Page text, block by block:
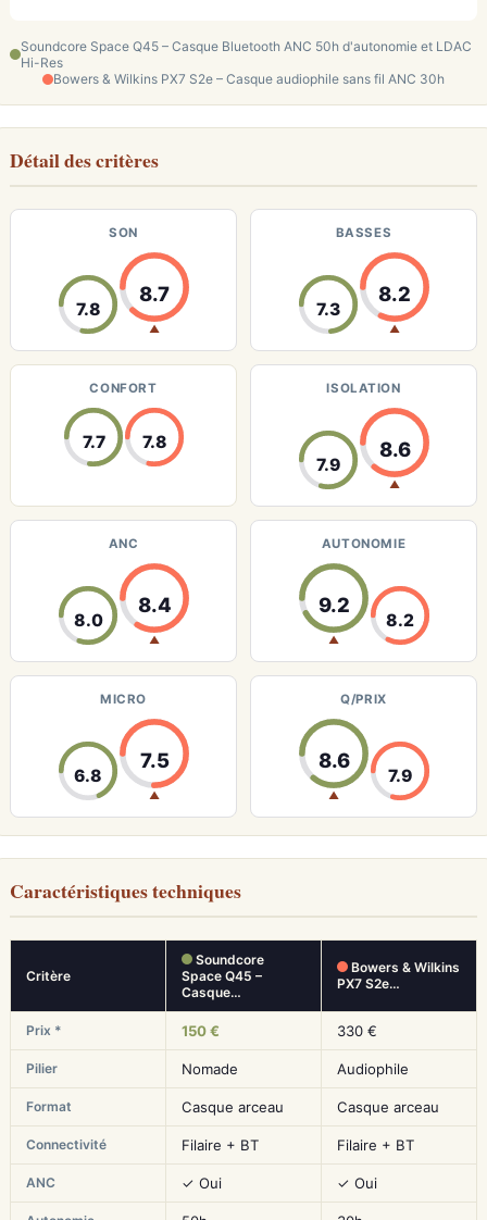
Soundcore Space Q45 – Casque Bluetooth ANC 50h d'autonomie et LDAC
Hi-Res
Bowers & Wilkins PX7 S2e – Casque audiophile sans fil ANC 30h
Détail des critères
SON
7.8
8.7
▲
BASSES
7.3
8.2
▲
CONFORT
7.7 7.8
ISOLATION
7.9
8.6
▲
ANC
8.0
8.4
▲
AUTONOMIE
9.2
▲
8.2
MICRO
6.8
7.5
▲
Q/PRIX
8.6
▲
7.9
Caractéristiques techniques
Critère
Soundcore
Space Q45 –
Casque…
Bowers & Wilkins
PX7 S2e…
Prix * 150 € 330 €
Pilier Nomade Audiophile
Format Casque arceau Casque arceau
Connectivité Filaire + BT Filaire + BT
ANC ✓ Oui ✓ Oui